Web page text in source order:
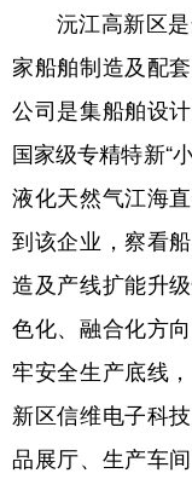
文化产业
地方频道
辽宁
浙江
山东
广东
四川
沅江高新区是
家船舶制造及配
公司是集船舶设
国家级专精特新“
液化天然气江海
到该企业，察看
造及产线扩能升
色化、融合化方
牢安全生产底线
新区信维电子科
品展厅、生产车